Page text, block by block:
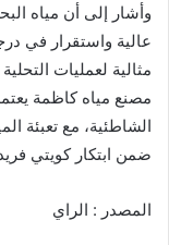
وأشار إلى أن مياه
عالية واستقرار في
مثالية لعمليات
مصنع مياه كاظمة
الشاطئية، مع تعبئة
ضمن ابتكار كويتي
المصدر : الراي